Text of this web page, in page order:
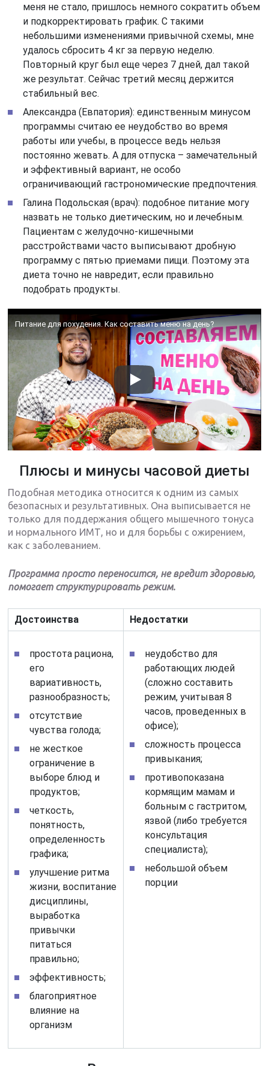
меня не стало, пришлось немного сократить объем
и подкорректировать график. С такими
небольшими изменениями привычной схемы, мне
удалось сбросить 4 кг за первую неделю.
Повторный круг был еще через 7 дней, дал такой
же результат. Сейчас третий месяц держится
стабильный вес.
Александра (Евпатория): единственным минусом
программы считаю ее неудобство во время
работы или учебы, в процессе ведь нельзя
постоянно жевать. А для отпуска – замечательный
и эффективный вариант, не особо
ограничивающий гастрономические предпочтения.
Галина Подольская (врач): подобное питание могу
назвать не только диетическим, но и лечебным.
Пациентам с желудочно-кишечными
расстройствами часто выписывают дробную
программу с пятью приемами пищи. Поэтому эта
диета точно не навредит, если правильно
подобрать продукты.
Питание для похудения. Как составить меню на день?
Плюсы и минусы часовой диеты
Подобная методика относится к одним из самых
безопасных и результативных. Она выписывается не
только для поддержания общего мышечного тонуса
и нормального ИМТ, но и для борьбы с ожирением,
как с заболеванием.
Программа просто переносится, не вредит здоровью,
помогает структурировать режим.
Достоинства Недостатки
простота рациона,
его
вариативность,
разнообразность;
отсутствие
чувства голода;
не жесткое
ограничение в
выборе блюд и
продуктов;
четкость,
понятность,
определенность
графика;
улучшение ритма
жизни, воспитание
дисциплины,
выработка
привычки
питаться
правильно;
эффективность;
благоприятное
влияние на
организм
неудобство для
работающих людей
(сложно составить
режим, учитывая 8
часов, проведенных в
офисе);
сложность процесса
привыкания;
противопоказана
кормящим мамам и
больным с гастритом,
язвой (либо требуется
консультация
специалиста);
небольшой объем
порции